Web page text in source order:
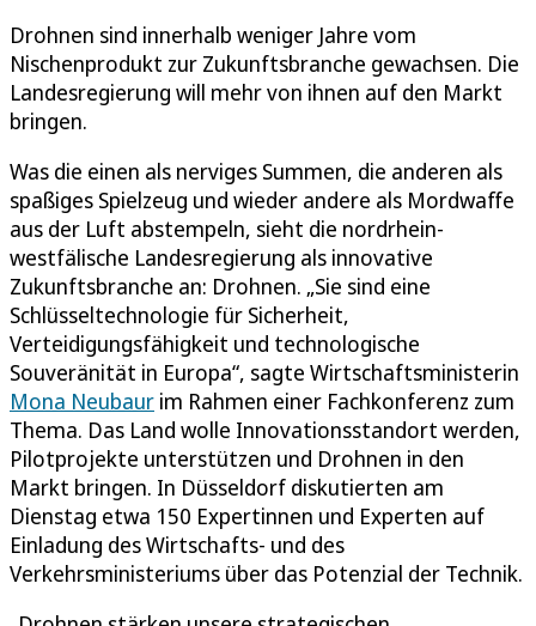
Drohnen sind innerhalb weniger Jahre vom
Nischenprodukt zur Zukunftsbranche gewachsen. Die
Landesregierung will mehr von ihnen auf den Markt
bringen.
Was die einen als nerviges Summen, die anderen als
spaßiges Spielzeug und wieder andere als Mordwaffe
aus der Luft abstempeln, sieht die nordrhein-
westfälische Landesregierung als innovative
Zukunftsbranche an: Drohnen. „Sie sind eine
Schlüsseltechnologie für Sicherheit,
Verteidigungsfähigkeit und technologische
Souveränität in Europa“, sagte Wirtschaftsministerin
Mona Neubaur im Rahmen einer Fachkonferenz zum
Thema. Das Land wolle Innovationsstandort werden,
Pilotprojekte unterstützen und Drohnen in den
Markt bringen. In Düsseldorf diskutierten am
Dienstag etwa 150 Expertinnen und Experten auf
Einladung des Wirtschafts- und des
Verkehrsministeriums über das Potenzial der Technik.